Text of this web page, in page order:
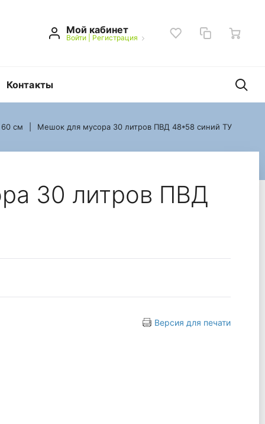
Мой кабинет
Войти| Регистрация
Контакты
см Мешок для мусора 30 литров ПВД 48*58 синий ТУ
30 литров ПВД
Версия для печати